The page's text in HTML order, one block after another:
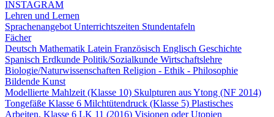
INSTAGRAM
Lehren und Lernen
Sprachenangebot Unterrichtszeiten Stundentafeln
Fächer
Deutsch Mathematik Latein Französisch Englisch Geschichte
Spanisch Erdkunde Politik/Sozialkunde Wirtschaftslehre
Biologie/Naturwissenschaften Religion - Ethik - Philosophie
Bildende Kunst
Modellierte Mahlzeit (Klasse 10) Skulpturen aus Ytong (NF 2014)
Tongefäße Klasse 6 Milchtütendruck (Klasse 5) Plastisches
Arbeiten, Klasse 6 LK 11 (2016) Visionen oder Utopien